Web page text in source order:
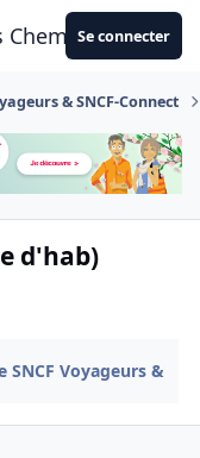
CheminotsSe connecter
& SNCF-Connect
d'hab)
SNCF Voyageurs &